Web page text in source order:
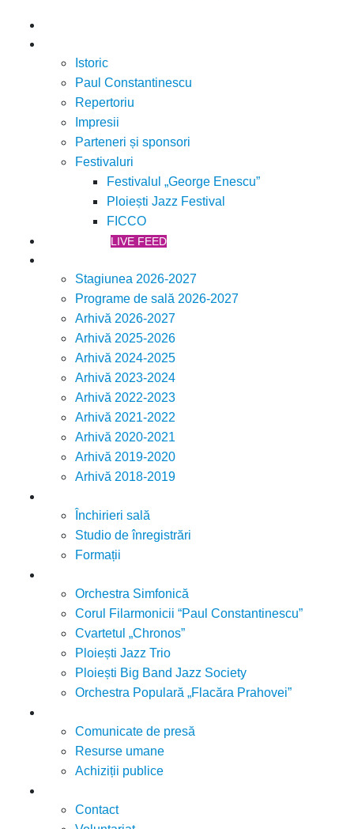
Istoric
Paul Constantinescu
Repertoriu
Impresii
Parteneri și sponsori
Festivaluri
Festivalul „George Enescu”
Ploiești Jazz Festival
FICCO
LIVE FEED
Stagiunea 2026-2027
Programe de sală 2026-2027
Arhivă 2026-2027
Arhivă 2025-2026
Arhivă 2024-2025
Arhivă 2023-2024
Arhivă 2022-2023
Arhivă 2021-2022
Arhivă 2020-2021
Arhivă 2019-2020
Arhivă 2018-2019
Închirieri sală
Studio de înregistrări
Formații
Orchestra Simfonică
Corul Filarmonicii “Paul Constantinescu”
Cvartetul „Chronos”
Ploiești Jazz Trio
Ploiești Big Band Jazz Society
Orchestra Populară „Flacăra Prahovei”
Comunicate de presă
Resurse umane
Achiziții publice
Contact